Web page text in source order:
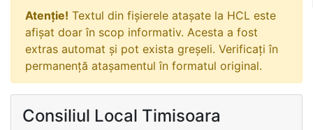
Atenție! Textul din fișierele atașate la HCL este
afișat doar în scop informativ. Acesta a fost
extras automat și pot exista greșeli. Verificați în
permanență atașamentul în formatul original.
Consiliul Local Timisoara